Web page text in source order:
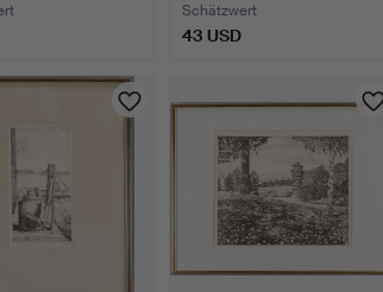
Schätzwert
43 USD